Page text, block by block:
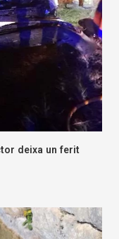
deixa un ferit